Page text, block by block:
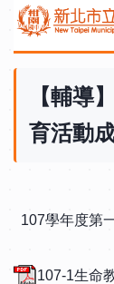
跳
主
區
【輔導
育活動
107學年度第
107-1生命